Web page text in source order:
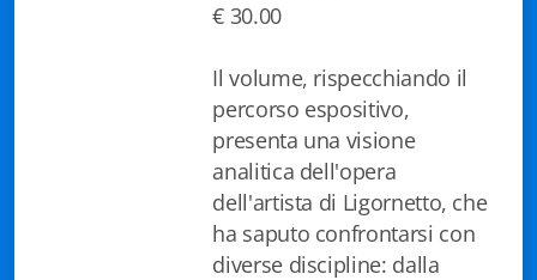
€ 30.00
Il volume, rispecchiando il
percorso espositivo,
presenta una visione
analitica dell'opera
dell'artista di Ligornetto, che
ha saputo confrontarsi con
diverse discipline: dalla
EJO- European Journalism Observatory